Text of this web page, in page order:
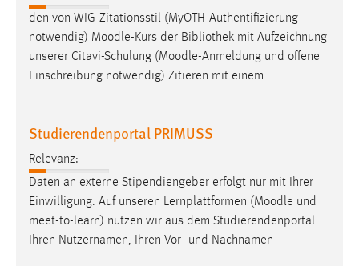
den von WIG-Zitationsstil (MyOTH-Authentifizierung
notwendig) Moodle-Kurs der Bibliothek mit Aufzeichnung
unserer Citavi-Schulung (Moodle-Anmeldung und offene
Einschreibung notwendig) Zitieren mit einem
Studierendenportal PRIMUSS
Relevanz:
Daten an externe Stipendiengeber erfolgt nur mit Ihrer
Einwilligung. Auf unseren Lernplattformen (Moodle und
meet-to-learn) nutzen wir aus dem Studierendenportal
Ihren Nutzernamen, Ihren Vor- und Nachnamen